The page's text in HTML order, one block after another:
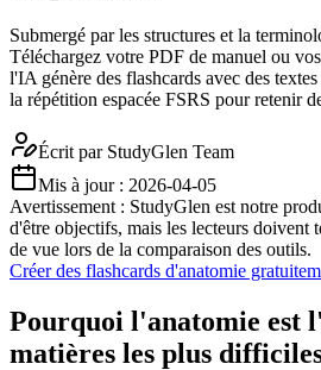
Submergé par les structures et la
Téléchargez votre PDF de manuel ou
l'IA génère des flashcards avec des
la répétition espacée FSRS pour retenir
Écrit par StudyGlen Team
Mis à jour : 2026-04-05
Avertissement : StudyGlen est notre
d'être objectifs, mais les lecteurs doivent
de vue lors de la comparaison des outils.
Créer des flashcards d'anatomie
Pourquoi l'anatomie est
matières les plus